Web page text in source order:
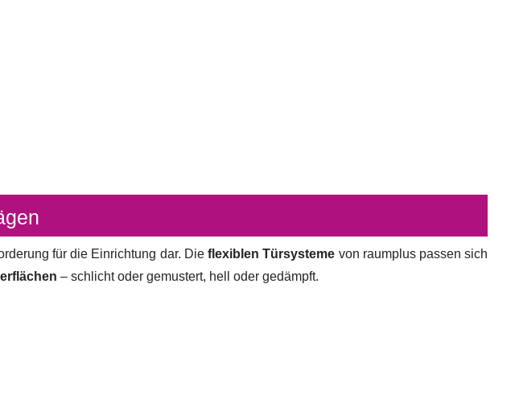
für die Einrichtung dar. Dieflexiblen Türsysteme von raumplus passen sich
– schlicht oder gemustert, hell oder gedämpft.